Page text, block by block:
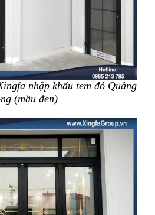
nhập khẩu tem đỏ Quảng
(mầu đen)